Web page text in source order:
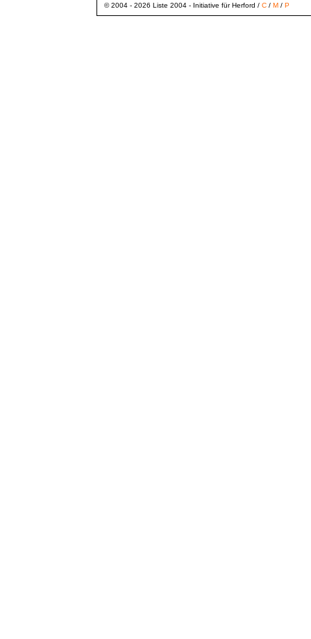
© 2004 - 2026 Liste 2004 - Initiative für Herford / C/ M/ P